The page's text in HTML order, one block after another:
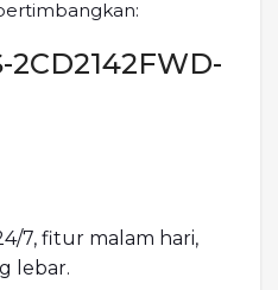
2CD2142FWD-
7, fitur malam hari,
lebar.